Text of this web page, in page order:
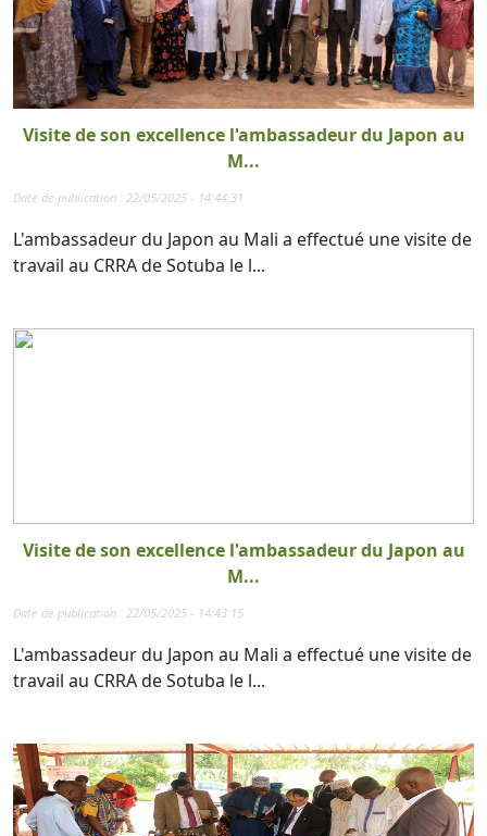
Visite de son excellence l'ambassadeur du Japon au
M...
Date de publication : 22/05/2025 - 14:44:31
L'ambassadeur du Japon au Mali a effectué une visite de
travail au CRRA de Sotuba le l...
Visite de son excellence l'ambassadeur du Japon au
M...
Date de publication : 22/05/2025 - 14:43:15
L'ambassadeur du Japon au Mali a effectué une visite de
travail au CRRA de Sotuba le l...